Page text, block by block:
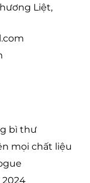
Liệt,
bì thư
mọi chất liệu